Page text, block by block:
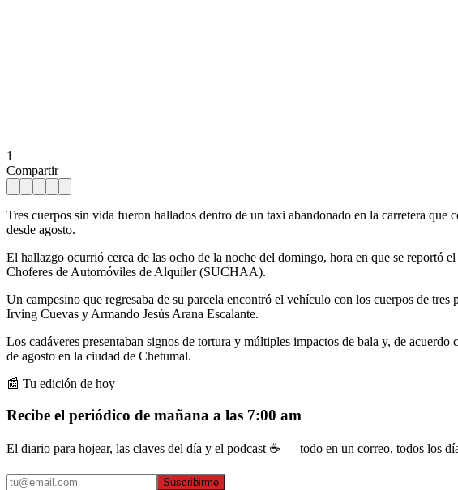
1
Compartir
Tres cuerpos sin vida fueron hallados dentro de un taxi abandonado en la carretera
desde agosto.
El hallazgo ocurrió cerca de las ocho de la noche del domingo, hora en que se reportó
Choferes de Automóviles de Alquiler (SUCHAA).
Un campesino que regresaba de su parcela encontró el vehículo con los cuerpos de
Irving Cuevas y Armando Jesús Arana Escalante.
Los cadáveres presentaban signos de tortura y múltiples impactos de bala y, de
de agosto en la ciudad de Chetumal.
📰 Tu edición de hoy
Recibe el periódico de mañana a las 7:00 am
El diario para hojear, las claves del día y el podcast ☕ — todo en un correo, todos los
Suscribirme